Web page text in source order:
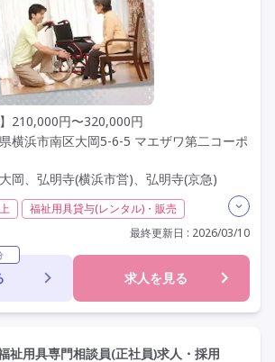
】210,000円〜320,000円
横浜市南区大岡5-6-5 マエザワ第二コーポ
岡、弘明寺(横浜市営)、弘明寺(京急)
福祉用具貸与(レンタル)・販売
福祉用具専門相談員
その他
20時間以内 常勤
社会保険完備
休日110日以上
学歴不問
駅近
最終更新日 : 2026/03/10
求人を見る
祉用具専門相談員(正社員)求人・採用